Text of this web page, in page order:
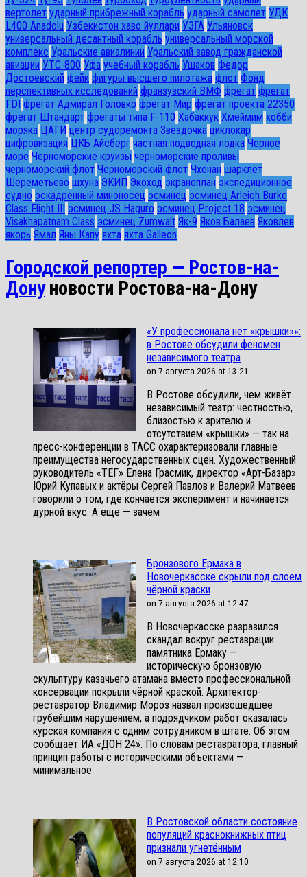
вертолет ударный прибрежный корабль ударный самолет УДК
L400 Anadolu Узбекистон хаво йуллари УЗГА Ульяновск
универсальный десантный корабль универсальный морской
комплекс Уральские авиалинии Уральский завод гражданской
авиации УТС-800 Уфа учебный корабль Ушаков Федор
Достоевский фейк фигуры высшего пилотажа флот Фонд
перспективных исследований франзузский ВМФ фрегат фрегат
FDI фрегат Адмирал Головко фрегат Мир фрегат проекта 22350
фрегат Штандарт фрегаты типа F-110 Хабаккук Хмеймим хобби
моряка ЦАГИ центр судоремонта Звездочка циклокар
цифровизация ЦКБ Айсберг частная подводная лодка Черное
море Черноморские круизы черноморские проливы
черноморский флот Черноморский флот Чхонан шарклет
Шереметьево шхуна ЭКИП Экоход экраноплан экспедиционное
судно эскадренный миноносец эсминец эсминец Arleigh Burke
Class Flight III
эсминец JS Haguro эсминец Project 18 эсминец
Visakhapatnam Class эсминец Zumwalt Як-9 Яков Балаев Яковлев
якорь Ямал Яны Капу яхта яхта Galleon
Городской репортер — Ростов-на-
Дону новости Ростова-на-Дону
«У профессионала нет «крышки»»:
в Ростове обсудили феномен
независимого театра
on 7 августа 2026 at 13:21
В Ростове обсудили, чем живёт
независимый театр: честностью,
близостью к зрителю и
отсутствием «крышки» — так на
пресс-конференции в ТАСС охарактеризовали главные
преимущества негосударственных сцен. Художественный
руководитель «ТЕГ» Елена Грасмик, директор «Арт-Базар»
Юрий Купавых и актёры Сергей Павлов и Валерий Матвеев
говорили о том, где кончается эксперимент и начинается
дурной вкус. А ещё — зачем
Бронзового Ермака в
Новочеркасске скрыли под слоем
чёрной краски
on 7 августа 2026 at 12:47
В Новочеркасске разразился
скандал вокруг реставрации
памятника Ермаку —
историческую бронзовую
скульптуру казачьего атамана вместо профессиональной
консервации покрыли чёрной краской. Архитектор-
реставратор Владимир Мороз назвал произошедшее
грубейшим нарушением, а подрядчиком работ оказалась
курская компания с одним сотрудником в штате. Об этом
сообщает ИА «ДОН 24». По словам реставратора, главный
принцип работы с историческими объектами —
минимальное
В Ростовской области состояние
популяций краснокнижных птиц
признали угнетённым
on 7 августа 2026 at 12:10